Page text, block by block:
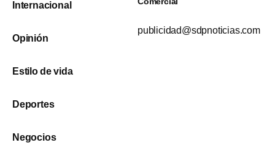
Internacional
Opinión
Estilo de vida
Deportes
Negocios
publicidad@sdpnoticias.com